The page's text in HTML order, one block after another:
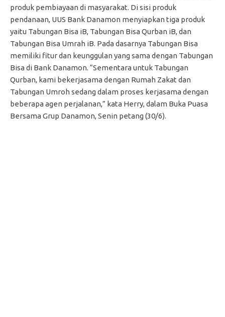
produk pembiayaan di masyarakat. Di sisi produk
pendanaan, UUS Bank Danamon menyiapkan tiga produk
yaitu Tabungan Bisa iB, Tabungan Bisa Qurban iB, dan
Tabungan Bisa Umrah iB. Pada dasarnya Tabungan Bisa
memiliki fitur dan keunggulan yang sama dengan Tabungan
Bisa di Bank Danamon. “Sementara untuk Tabungan
Qurban, kami bekerjasama dengan Rumah Zakat dan
Tabungan Umroh sedang dalam proses kerjasama dengan
beberapa agen perjalanan,” kata Herry, dalam Buka Puasa
Bersama Grup Danamon, Senin petang (30/6).